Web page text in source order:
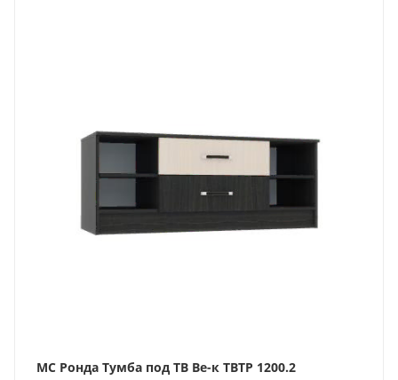
МС Ронда Тумба под ТВ Ве-к ТВТР 1200.2